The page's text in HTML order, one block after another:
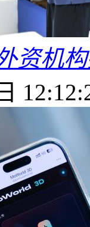
资机